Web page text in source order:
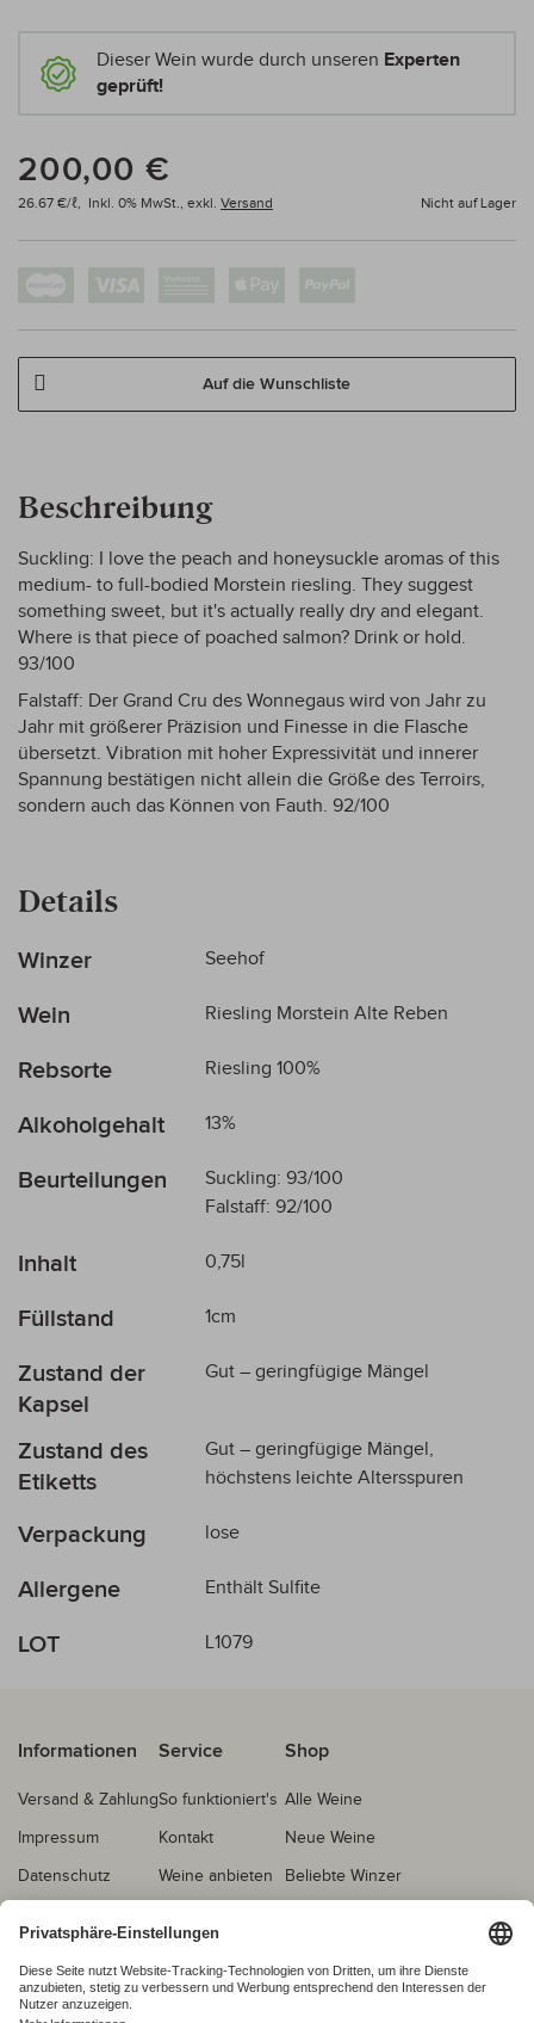
Dieser Wein wurde durch unseren Experten
geprüft!
200,00 €
Inkl. 0% MwSt., exkl. Versand Nicht auf Lager
26.67 €/ℓ,
Auf die Wunschliste
Beschreibung
Suckling: I love the peach and honeysuckle aromas of this
medium- to full-bodied Morstein riesling. They suggest
something sweet, but it's actually really dry and elegant.
Where is that piece of poached salmon? Drink or hold.
93/100
Falstaff: Der Grand Cru des Wonnegaus wird von Jahr zu
Jahr mit größerer Präzision und Finesse in die Flasche
übersetzt. Vibration mit hoher Expressivität und innerer
Spannung bestätigen nicht allein die Größe des Terroirs,
sondern auch das Können von Fauth. 92/100
Details
Mehr
Winzer Seehof
Wein Riesling Morstein Alte Reben
Rebsorte Riesling 100%
Alkoholgehalt 13%
Beurteilungen
Suckling: 93/100
Falstaff: 92/100
Inhalt 0,75l
Füllstand 1cm
Zustand der
Kapsel
Gut – geringfügige Mängel
Zustand des
Etiketts
Gut – geringfügige Mängel,
höchstens leichte Altersspuren
Verpackung lose
Allergene Enthält Sulfite
LOT L1079
Informationen
Versand & Zahlung
Impressum
Datenschutz
Service
So funktioniert's
Kontakt
Weine anbieten
Shop
Alle Weine
Neue Weine
Beliebte Winzer